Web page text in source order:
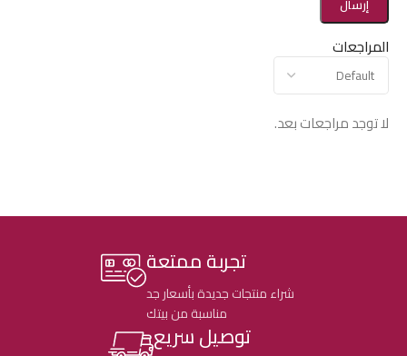
المراجعات
لا توجد مراجعات بعد.
تجربة ممتعة
شراء منتجات جديدة بأسعار جد
مناسبة من بيتك
توصيل سريع